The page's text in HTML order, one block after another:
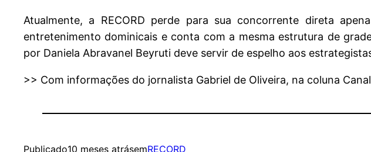
Atualmente, a RECORD perde para sua concorrente direta
entretenimento dominicais e conta com a mesma estrutura de
por Daniela Abravanel Beyruti deve servir de espelho aos
>> Com informações do jornalista Gabriel de Oliveira, na coluna
Publicado10 meses atrásemRECORD